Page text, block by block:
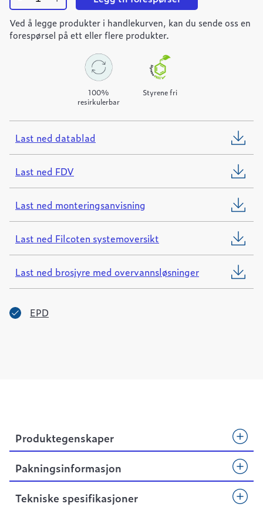
Ulefos
Filcoten
TEC
200
Ved å legge produkter i handlekurven, kan du sende oss en
forespørsel på ett eller flere produkter.
100%
resirkulerbar
Styrene fri
Last ned datablad
Last ned FDV
Last ned monteringsanvisning
Last ned Filcoten systemoversikt
Last ned brosjyre med overvannsløsninger
EPD
Produktegenskaper
Pakningsinformasjon
Tekniske spesifikasjoner